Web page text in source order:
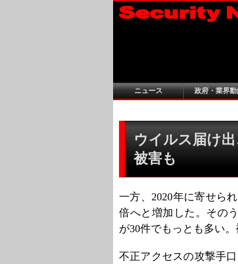
ニュース 政府・業界動
ウイルス届け
被害も
一方、2020年に寄せら
倍へと増加した。その
が30件でもっとも多い
不正アクセスの攻撃手